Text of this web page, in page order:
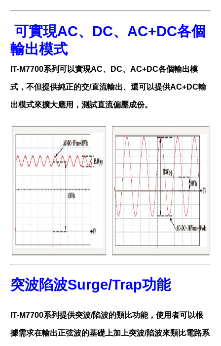
​可實現AC、 DC、 AC+DC各個
輸出模式
IT-M7700系列可以實現AC、DC、AC+DC各個輸出模
式，不但提供純正的交/直流輸出、還可以提供AC+DC輸
出模式來擴大應用，測試直流偏壓成份。
突波陷波Surge/Trap功能
IT-M7700系列提供突波/陷波的類比功能，使用者可以根
據需求在輸出正弦波的基礎上加上突波/陷波來類比電路系